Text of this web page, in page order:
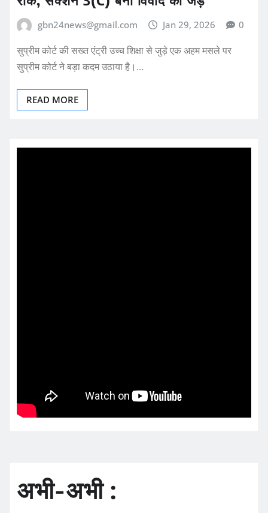
gbn24news@gmail.com Jan 29, 2026 0
सुप्रीम कोर्ट की सख्त एंट्री उच्च शिक्षा से जुड़े एक अहम मसले पर
सुप्रीम कोर्ट ने बड़ा कदम उठाया है।…
READ MORE
अभी-अभी :